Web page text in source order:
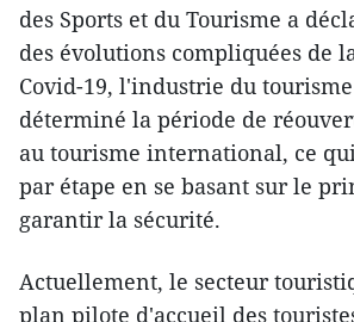
des Sports et du Tourisme a
des évolutions compliquées de
Covid-19, l'industrie du
déterminé la période de
au tourisme international, ce
par étape en se basant sur le
garantir la sécurité.
Actuellement, le secteur
plan pilote d'accueil des